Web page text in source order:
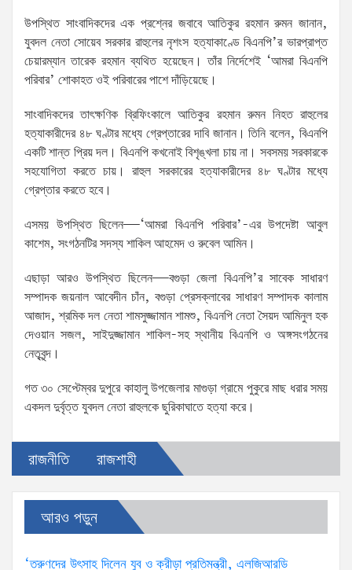
উপস্থিত সাংবাদিকদের এক প্রশ্নের জবাবে আতিকুর রহমান রুমন জানান,
যুবদল নেতা সোয়েব সরকার রাহুলের নৃশংস হত্যাকাণ্ডে বিএনপি’র ভারপ্রাপ্ত
চেয়ারম্যান তারেক রহমান ব্যথিত হয়েছেন। তাঁর নির্দেশেই ‘আমরা বিএনপি
পরিবার’ শোকাহত ওই পরিবারের পাশে দাঁড়িয়েছে।
সাংবাদিকদের তাৎক্ষণিক ব্রিফিংকালে আতিকুর রহমান রুমন নিহত রাহুলের
হত্যাকারীদের ৪৮ ঘণ্টার মধ্যে গ্রেপ্তারের দাবি জানান। তিনি বলেন, বিএনপি
একটি শান্ত প্রিয় দল। বিএনপি কখনোই বিশৃঙ্খলা চায় না। সবসময় সরকারকে
সহযোগিতা করতে চায়। রাহুল সরকারের হত্যাকারীদের ৪৮ ঘণ্টার মধ্যে
গ্রেপ্তার করতে হবে।
এসময় উপস্থিত ছিলেন—‘আমরা বিএনপি পরিবার’-এর উপদেষ্টা আবুল
কাশেম, সংগঠনটির সদস্য শাকিল আহমেদ ও রুবেল আমিন।
এছাড়া আরও উপস্থিত ছিলেন—বগুড়া জেলা বিএনপি’র সাবেক সাধারণ
সম্পাদক জয়নাল আবেদীন চাঁন, বগুড়া প্রেসক্লাবের সাধারণ সম্পাদক কালাম
আজাদ, শ্রমিক দল নেতা শামসুজ্জামান শামশু, বিএনপি নেতা সৈয়দ আমিনুল হক
দেওয়ান সজল, সাইদুজ্জামান শাকিল-সহ স্থানীয় বিএনপি ও অঙ্গসংগঠনের
নেতৃবৃন্দ।
গত ৩০ সেপ্টেম্বর দুপুরে কাহালু উপজেলার মাগুড়া গ্রামে পুকুরে মাছ ধরার সময়
একদল দুর্বৃত্ত যুবদল নেতা রাহুলকে ছুরিকাঘাতে হত্যা করে।
রাজনীতি রাজশাহী
আরও পড়ুন
‘তরুণদের উৎসাহ দিলেন যুব ও ক্রীড়া প্রতিমন্ত্রী, এলজিআরডি